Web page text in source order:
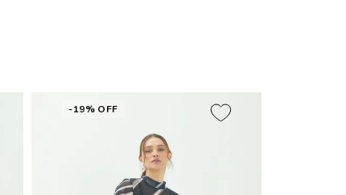
As cores dos produtos nas imagens reproduzidas
com modelos podem sofrer mudanças de tonalidade,
em decorrência do uso do flash.
-19% OFF